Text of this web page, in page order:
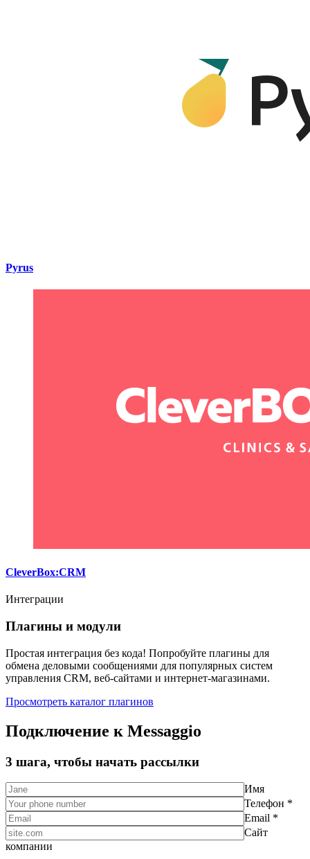
Pyrus
CleverBox:CRM
Интеграции
Плагины и модули
Простая интеграция без кода! Попробуйте плагины для
обмена деловыми сообщениями для популярных систем
управления CRM, веб-сайтами и интернет-магазинами.
Просмотреть каталог плагинов
Подключение к Messaggio
3 шага, чтобы начать рассылки
Имя
Телефон *
Email *
Сайт
компании